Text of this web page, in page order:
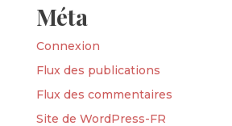
Méta
Connexion
Flux des publications
Flux des commentaires
Site de WordPress-FR